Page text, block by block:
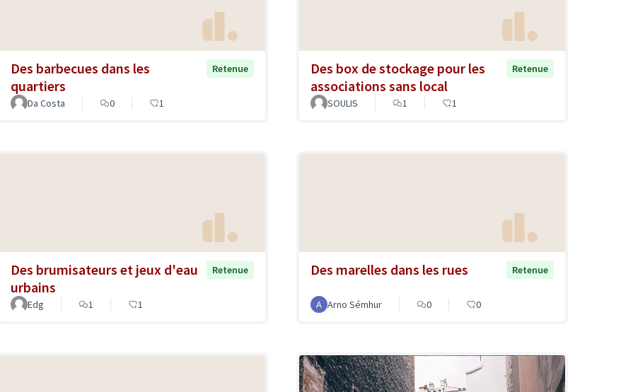
Des barbecues dans les
quartiers
Retenue
Da Costa 0 1
Des box de stockage pour les
associations sans local
Retenue
SOULIS 1 1
Des brumisateurs et jeux d'eau
urbains
Retenue
Edg 1 1
Des marelles dans les rues Retenue
Arno Sémhur 0 0